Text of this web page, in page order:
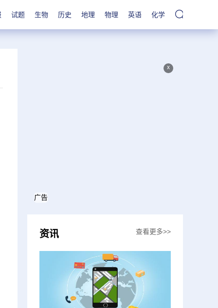
试题 生物 历史 地理 物理 英语 化学
x
广告
资讯 查看更多>>